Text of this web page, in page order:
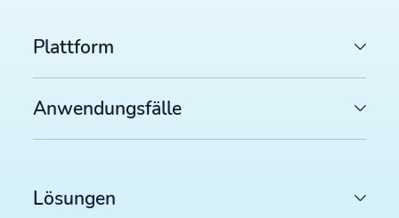
Plattform
Anwendungsfälle
Lösungen